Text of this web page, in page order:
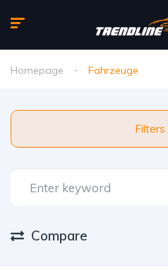
Homepage Fahrzeuge
Compare